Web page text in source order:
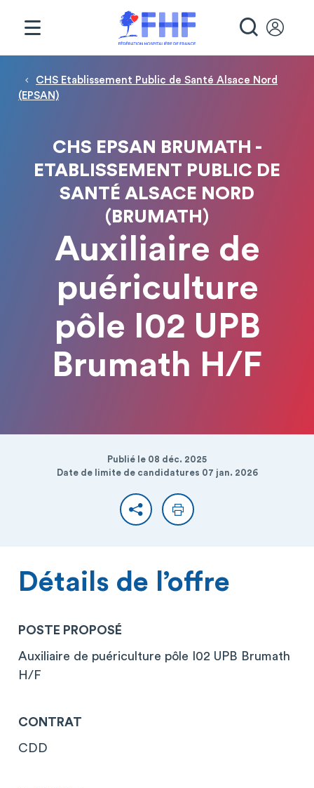
Fil d'Ariane
CHS Etablissement Public de Santé Alsace Nord
(EPSAN)
CHS EPSAN BRUMATH -
ETABLISSEMENT PUBLIC DE
SANTÉ ALSACE NORD
(BRUMATH)
Auxiliaire de
puériculture
pôle I02 UPB
Brumath H/F
Publié le 08 déc. 2025
Date de limite de candidatures 07 jan. 2026
PartagerImprimer
Détails de l’offre
POSTE PROPOSÉ
Auxiliaire de puériculture pôle I02 UPB Brumath
H/F
CONTRAT
CDD
Panneau de gestion des cookies